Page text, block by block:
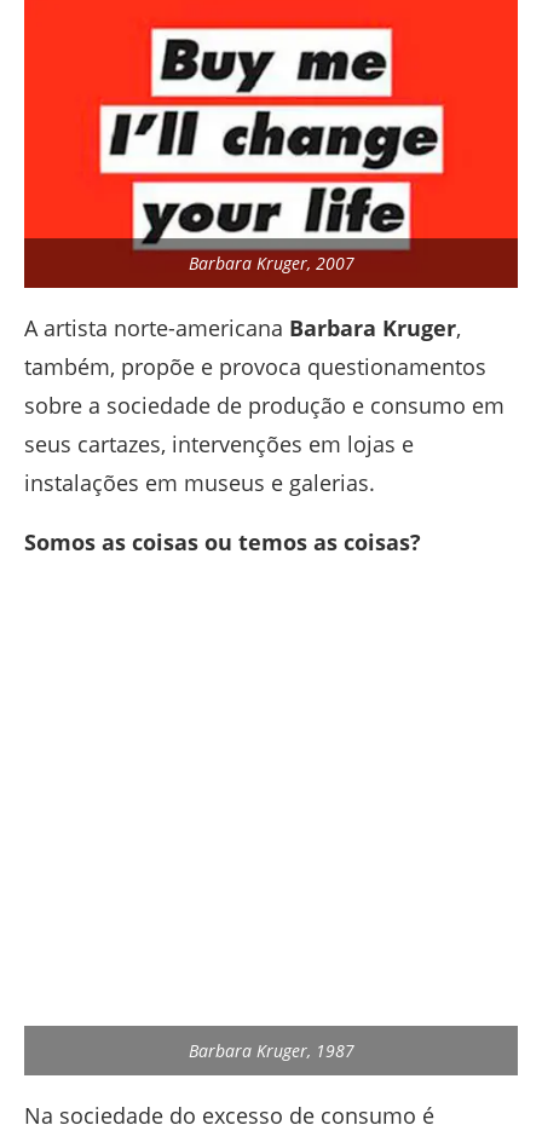
Barbara Kruger, 2007
A artista norte-americana Barbara Kruger,
também, propõe e provoca questionamentos
sobre a sociedade de produção e consumo em
seus cartazes, intervenções em lojas e
instalações em museus e galerias.
Somos as coisas ou temos as coisas?
Barbara Kruger, 1987
Na sociedade do excesso de consumo é